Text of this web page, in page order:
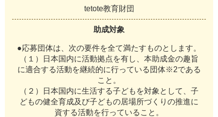
tetote教育財団
助成対象
●応募団体は、次の要件を全て満たすものとします。
（１）日本国内に活動拠点を有し、本助成金の趣旨
に適合する活動を継続的に行っている団体※2である
こと。
（２）日本国内に生活する子どもを対象として、子
どもの健全育成及び子どもの居場所づくりの推進に
資する活動を行っていること。